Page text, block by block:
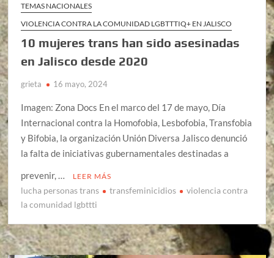
TEMAS NACIONALES
VIOLENCIA CONTRA LA COMUNIDAD LGBTTTIQ+ EN JALISCO
10 mujeres trans han sido asesinadas
en Jalisco desde 2020
grieta 16 mayo, 2024
Imagen: Zona Docs En el marco del 17 de mayo, Día
Internacional contra la Homofobia, Lesbofobia, Transfobia
y Bifobia, la organización Unión Diversa Jalisco denunció
la falta de iniciativas gubernamentales destinadas a
prevenir, …
LEER MÁS
lucha personas trans transfeminicidios
violencia contra
la comunidad lgbttti